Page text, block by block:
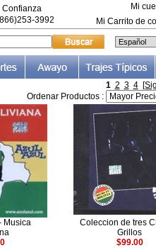
Confianza
3992
Mi
Mi Carrito de
1 2 3 4
Ordenar Productos :
Musica
Coleccion de tres
Grillos
$99.00